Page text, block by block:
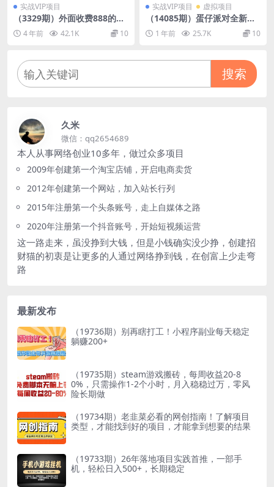
实战VIP项目
（3329期）外面收费888的多
多爆款助手，商家补单，改10
w+销量，上评轮必备脚本
4 年前 42.1K 10
实战VIP项目 虚拟项目
（14085期）蛋仔派对全新懒
人玩法，十单150，单日变现3
000+，一部手机可操作
1 年前 25.7K 10
搜索
久米
微信：qq2654689
本人从事网络创业10多年，做过众多项目
2009年创建第一个淘宝店铺，开启电商卖货
2012年创建第一个网站，加入站长行列
2015年注册第一个头条账号，走上自媒体之路
2020年注册第一个抖音账号，开始短视频运营
这一路走来，虽没挣到大钱，但是小钱确实没少挣，创建招
财猫的初衷是让更多的人通过网络挣到钱，在创富上少走弯
路
最新发布
（19736期）别再瞎打工！小程序副业每天稳定
躺赚200+
（19735期）steam游戏搬砖，每周收益20-8
0%，只需操作1-2个小时，月入稳稳过万，零风
险长期做
（19734期）老韭菜必看的网创指南！了解项目
类型，才能找到好的项目，才能拿到想要的结果
（19733期）26年落地项目实践首推，一部手
机，轻松日入500+，长期稳定